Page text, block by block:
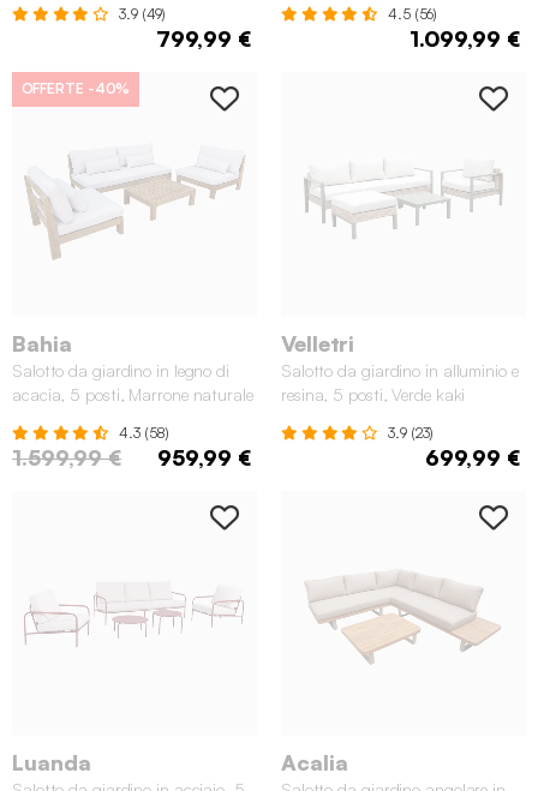
3.9 (49)
799,99 €
4.5 (56)
1.099,99 €
OFFERTE -40%
Bahia
Salotto da giardino in legno di
acacia, 5 posti, Marrone naturale
4.3 (58)
1.599,99 € 959,99 €
Velletri
Salotto da giardino in alluminio e
resina, 5 posti, Verde kaki
3.9 (23)
699,99 €
Luanda Acalia